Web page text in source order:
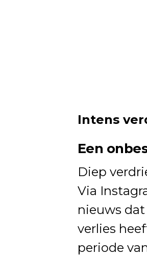
Intens
Een
Diep
Via
nieuws
verlies
periode